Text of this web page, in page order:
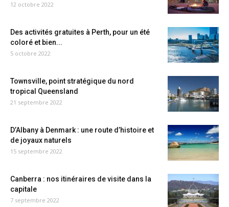
12 octobre 2022
Des activités gratuites à Perth, pour un été
coloré et bien...
5 octobre 2022
Townsville, point stratégique du nord
tropical Queensland
21 septembre 2022
D’Albany à Denmark : une route d’histoire et
de joyaux naturels
15 septembre 2022
Canberra : nos itinéraires de visite dans la
capitale
7 septembre 2022